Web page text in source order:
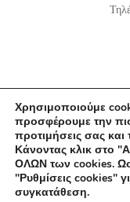
© 2021-2026
Χρησιμοποιούμε
προσφέρουμε την
προτιμήσεις σας και
Κάνοντας κλικ στο
ΟΛΩΝ των cookies.
"Ρυθμίσεις cookies"
συγκατάθεση.